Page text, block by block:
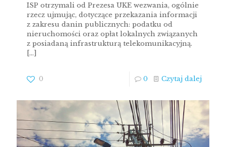
ISP otrzymali od Prezesa UKE wezwania, ogólnie
rzecz ujmując, dotyczące przekazania informacji
z zakresu danin publicznych: podatku od
nieruchomości oraz opłat lokalnych związanych
z posiadaną infrastrukturą telekomunikacyjną.
[…]
0 0 Czytaj dalej